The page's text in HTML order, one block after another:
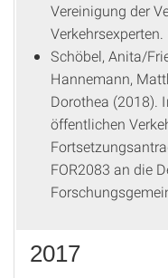
Vereinigung der
Schöbel, Anita/
Hannemann,
Dorothea (2018).
öffentlichen
FOR2083 an die
2017